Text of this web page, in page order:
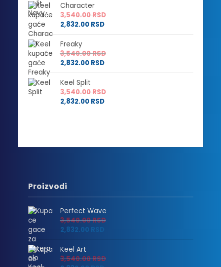
Character
3,540.00RSD
2,832.00 RSD
Freaky
3,540.00RSD
2,832.00 RSD
Keel Split
3,540.00RSD
2,832.00 RSD
Proizvodi
Perfect Wave
3,540.00RSD
2,832.00 RSD
Keel Art
3,540.00RSD